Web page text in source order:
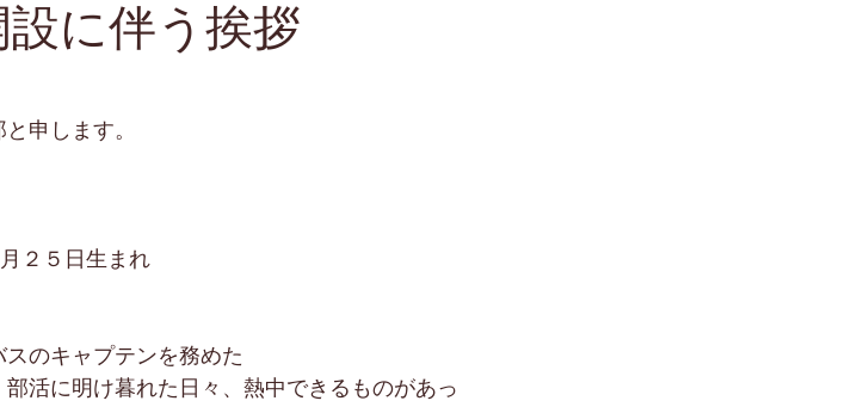
に伴う挨拶
申します。
２５日生まれ
のキャプテンを務めた
活に明け暮れた日々、熱中できるものがあっ